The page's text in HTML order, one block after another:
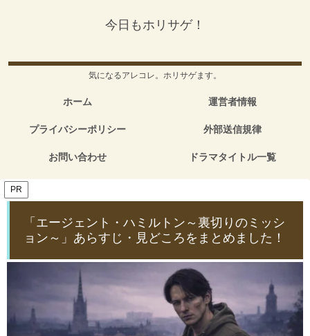
今日もホリサゲ！
気になるアレコレ。ホリサゲます。
ホーム 運営者情報
プライバシーポリシー 外部送信規律
お問い合わせ ドラマタイトル一覧
PR
「エージェント・ハミルトン～裏切りのミッシ
ョン～」あらすじ・見どころをまとめました！